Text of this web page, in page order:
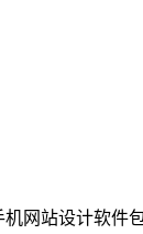
网站设计软件